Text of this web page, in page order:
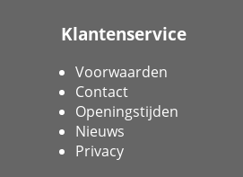
Klantenservice
Voorwaarden
Contact
Openingstijden
Nieuws
Privacy